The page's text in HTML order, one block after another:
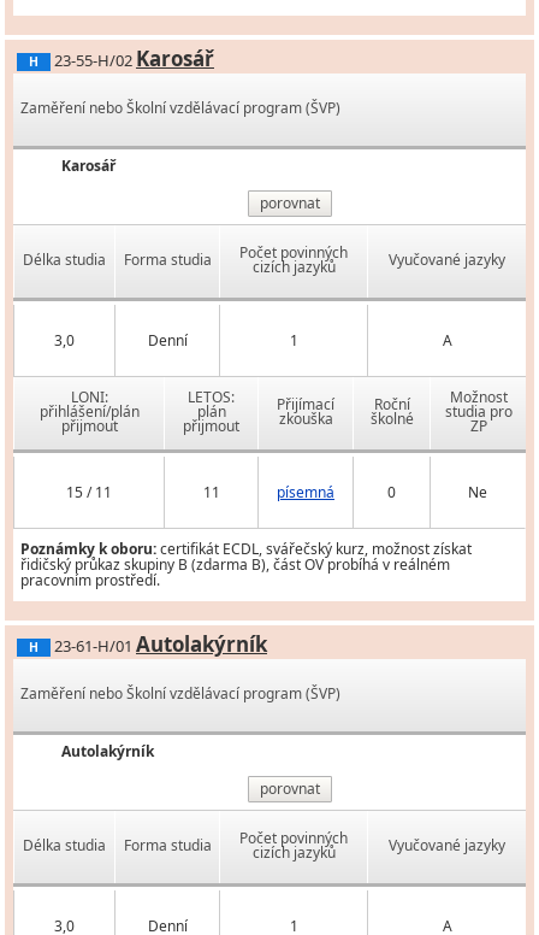
H 23-55-H/02 Karosář
Zaměření nebo Školní vzdělávací program (ŠVP)
Karosář
porovnat
Délka studia Forma studia Počet povinných
cizích jazyků Vyučované jazyky
3,0 Denní 1 A
LONI:
přihlášení/plán
přijmout
LETOS:
plán
přijmout
Přijímací
zkouška
Roční
školné
Možnost
studia pro
ZP
15 / 11 11 písemná 0 Ne
Poznámky k oboru:certifikát ECDL, svářečský kurz, možnost získat
řidičský průkaz skupiny B (zdarma B), část OV probíhá v reálném
pracovním prostředí.
H 23-61-H/01 Autolakýrník
Zaměření nebo Školní vzdělávací program (ŠVP)
Autolakýrník
porovnat
Délka studia Forma studia Počet povinných
cizích jazyků Vyučované jazyky
3,0 Denní 1 A